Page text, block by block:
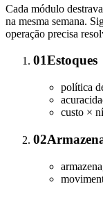
Cada módulo
na mesma semana.
operação precisa
01Estoques
política
custo ×
02